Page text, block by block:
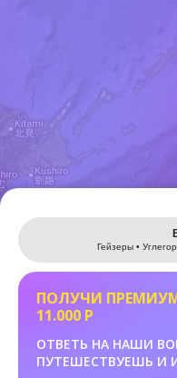
Гейзеры •
ПОЛУЧИ
11.000 Р
ОТВЕТЬ НА НАШИ
ПУТЕШЕСТВУЕШЬ И